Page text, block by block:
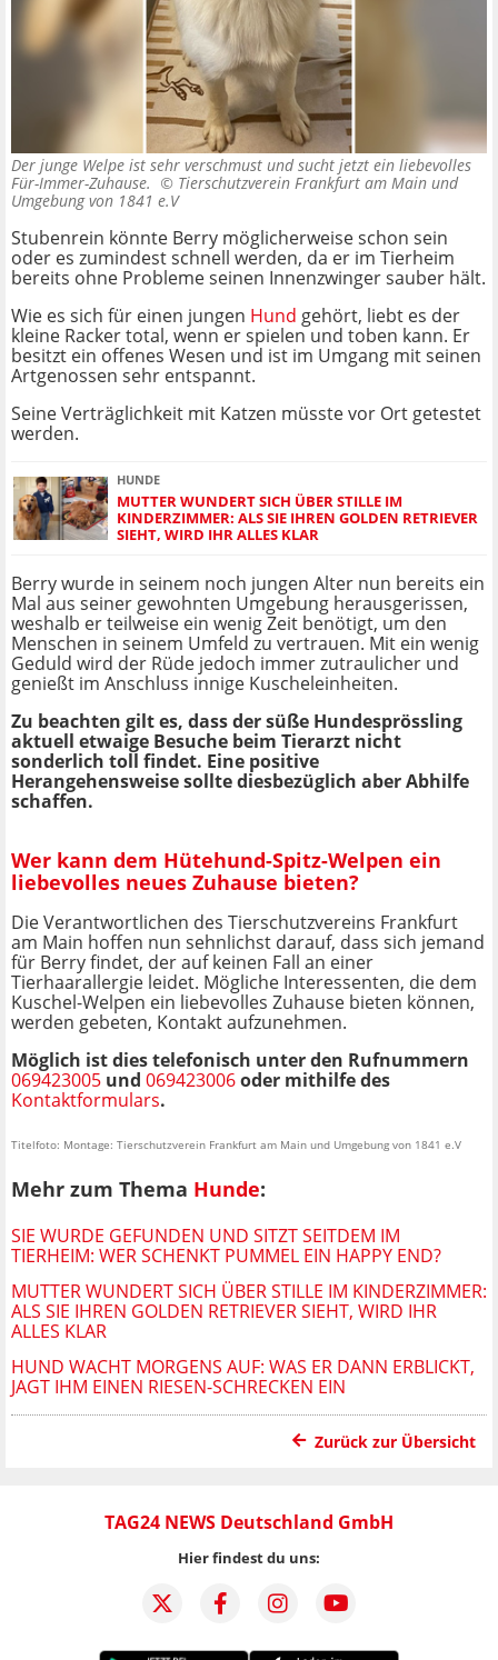
Der junge Welpe ist sehr verschmust und sucht jetzt ein liebevolles
Für-Immer-Zuhause. © Tierschutzverein Frankfurt am Main und
Umgebung von 1841 e.V
Stubenrein könnte Berry möglicherweise schon sein
oder es zumindest schnell werden, da er im Tierheim
bereits ohne Probleme seinen Innenzwinger sauber hält.
Wie es sich für einen jungen Hund gehört, liebt es der
kleine Racker total, wenn er spielen und toben kann. Er
besitzt ein offenes Wesen und ist im Umgang mit seinen
Artgenossen sehr entspannt.
Seine Verträglichkeit mit Katzen müsste vor Ort getestet
werden.
HUNDE
MUTTER WUNDERT SICH ÜBER STILLE IM
KINDERZIMMER: ALS SIE IHREN GOLDEN RETRIEVER
SIEHT, WIRD IHR ALLES KLAR
Berry wurde in seinem noch jungen Alter nun bereits ein
Mal aus seiner gewohnten Umgebung herausgerissen,
weshalb er teilweise ein wenig Zeit benötigt, um den
Menschen in seinem Umfeld zu vertrauen. Mit ein wenig
Geduld wird der Rüde jedoch immer zutraulicher und
genießt im Anschluss innige Kuscheleinheiten.
Zu beachten gilt es, dass der süße Hundesprössling
aktuell etwaige Besuche beim Tierarzt nicht
sonderlich toll findet. Eine positive
Herangehensweise sollte diesbezüglich aber Abhilfe
schaffen.
Wer kann dem Hütehund-Spitz-Welpen ein
liebevolles neues Zuhause bieten?
Die Verantwortlichen des Tierschutzvereins Frankfurt
am Main hoffen nun sehnlichst darauf, dass sich jemand
für Berry findet, der auf keinen Fall an einer
Tierhaarallergie leidet. Mögliche Interessenten, die dem
Kuschel-Welpen ein liebevolles Zuhause bieten können,
werden gebeten, Kontakt aufzunehmen.
Möglich ist dies telefonisch unter den Rufnummern
069423005 und 069423006oder mithilfe des
Kontaktformulars.
Titelfoto: Montage: Tierschutzverein Frankfurt am Main und Umgebung von 1841 e.V
Mehr zum Thema Hunde:
SIE WURDE GEFUNDEN UND SITZT SEITDEM IM
TIERHEIM: WER SCHENKT PUMMEL EIN HAPPY END?
MUTTER WUNDERT SICH ÜBER STILLE IM KINDERZIMMER:
ALS SIE IHREN GOLDEN RETRIEVER SIEHT, WIRD IHR
ALLES KLAR
HUND WACHT MORGENS AUF: WAS ER DANN ERBLICKT,
JAGT IHM EINEN RIESEN-SCHRECKEN EIN
Zurück zur Übersicht
TAG24 NEWS Deutschland GmbH
Hier findest du uns: